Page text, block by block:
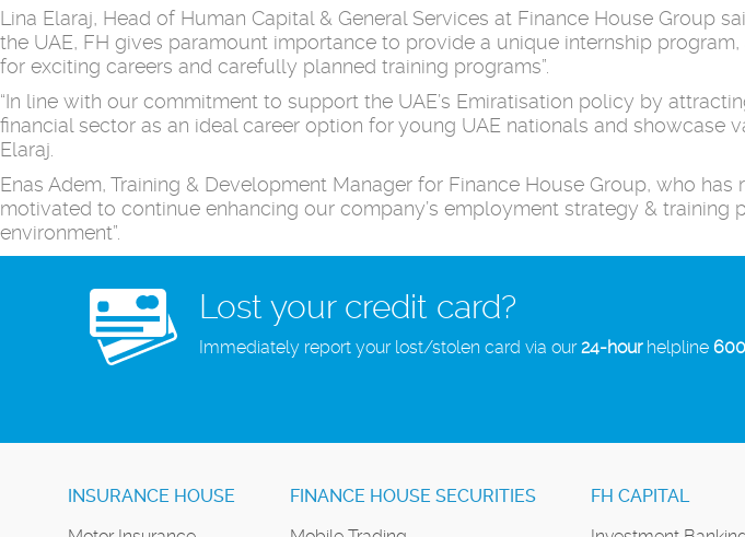
Lina Elaraj, Head of Human Capital & General Services at Finance House Group
the UAE, FH gives paramount importance to provide a unique internship
for exciting careers and carefully planned training programs”.
“In line with our commitment to support the UAE’s Emiratisation policy by
financial sector as an ideal career option for young UAE nationals and
Elaraj.
Enas Adem, Training & Development Manager for Finance House Group, who
motivated to continue enhancing our company’s employment strategy &
environment”.
Lost your credit card?
Immediately report your lost/stolen card via our24-hourhelpline
INSURANCE HOUSE
FINANCE HOUSE SECURITIES
FH CAPITAL